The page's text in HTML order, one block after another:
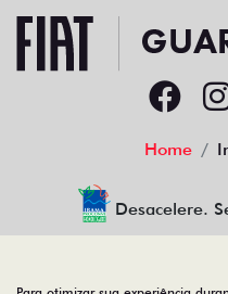
Home
Desacelere.